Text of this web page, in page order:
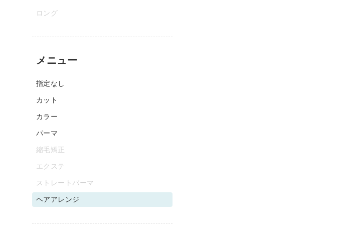
ロング
メニュー
指定なし
カット
カラー
パーマ
縮毛矯正
エクステ
ストレートパーマ
ヘアアレンジ